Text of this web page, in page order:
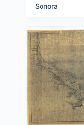
Sonora